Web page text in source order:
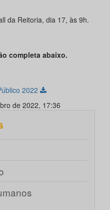
da Reitoria, dia 17, às 9h.
completa abaixo.
2022
de 2022, 17:36